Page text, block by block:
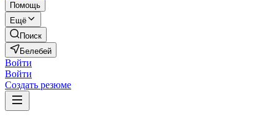
Помощь
Ещё
Поиск
Белебей
Войти
Войти
Создать резюме